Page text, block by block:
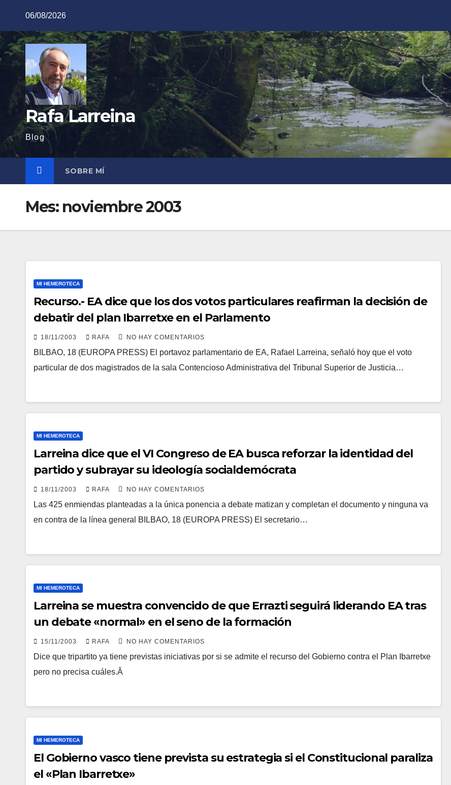
contenido
06/08/2026
Rafa Larreina
Blog
SOBRE MÍ
Mes: noviembre 2003
MI HEMEROTECA
Recurso.- EA dice que los dos votos particulares reafirman la decisión de
debatir del plan Ibarretxe en el Parlamento
18/11/2003 RAFA NO HAY COMENTARIOS
BILBAO, 18 (EUROPA PRESS) El portavoz parlamentario de EA, Rafael Larreina, señaló hoy que el voto
particular de dos magistrados de la sala Contencioso Administrativa del Tribunal Superior de Justicia…
MI HEMEROTECA
Larreina dice que el VI Congreso de EA busca reforzar la identidad del
partido y subrayar su ideologí­a socialdemócrata
18/11/2003 RAFA NO HAY COMENTARIOS
Las 425 enmiendas planteadas a la única ponencia a debate matizan y completan el documento y ninguna va
en contra de la lí­nea general BILBAO, 18 (EUROPA PRESS) El secretario…
MI HEMEROTECA
Larreina se muestra convencido de que Errazti seguirá liderando EA tras
un debate «normal» en el seno de la formación
15/11/2003 RAFA NO HAY COMENTARIOS
Dice que tripartito ya tiene previstas iniciativas por si se admite el recurso del Gobierno contra el Plan Ibarretxe
pero no precisa cuáles.Â
MI HEMEROTECA
El Gobierno vasco tiene prevista su estrategia si el Constitucional paraliza
el «Plan Ibarretxe»